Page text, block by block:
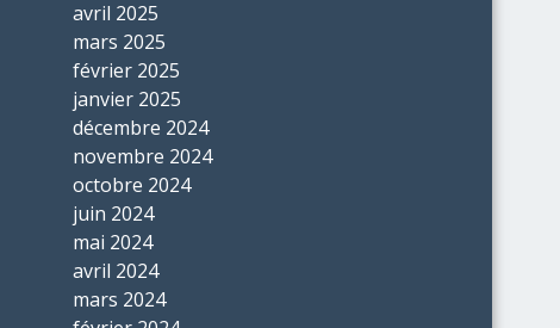
avril 2025
mars 2025
février 2025
janvier 2025
décembre 2024
novembre 2024
octobre 2024
juin 2024
mai 2024
avril 2024
mars 2024